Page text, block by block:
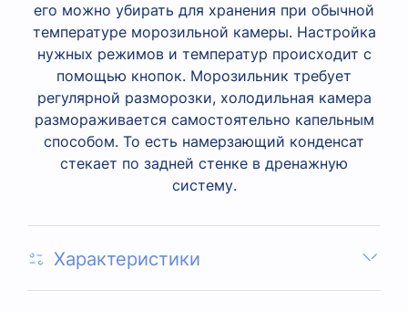
его можно убирать для хранения при обычной
температуре морозильной камеры. Настройка
нужных режимов и температур происходит с
помощью кнопок. Морозильник требует
регулярной разморозки, холодильная камера
размораживается самостоятельно капельным
способом. То есть намерзающий конденсат
стекает по задней стенке в дренажную
систему.
Характеристики